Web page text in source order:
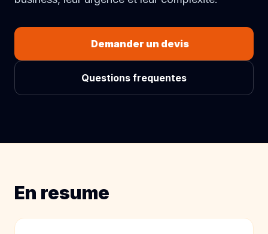
Demander un devis
Questions frequentes
En resume